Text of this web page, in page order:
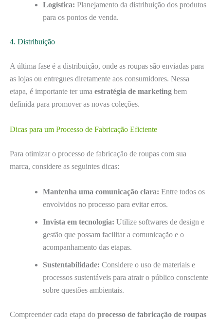
Logística: Planejamento da distribuição dos produtos
para os pontos de venda.
4. Distribuição
A última fase é a distribuição, onde as roupas são enviadas para
as lojas ou entregues diretamente aos consumidores. Nessa
etapa, é importante ter uma estratégia de marketing bem
definida para promover as novas coleções.
Dicas para um Processo de Fabricação Eficiente
Para otimizar o processo de fabricação de roupas com sua
marca, considere as seguintes dicas:
Mantenha uma comunicação clara: Entre todos os
envolvidos no processo para evitar erros.
Invista em tecnologia: Utilize softwares de design e
gestão que possam facilitar a comunicação e o
acompanhamento das etapas.
Sustentabilidade: Considere o uso de materiais e
processos sustentáveis para atrair o público consciente
sobre questões ambientais.
Compreender cada etapa do processo de fabricação de roupas